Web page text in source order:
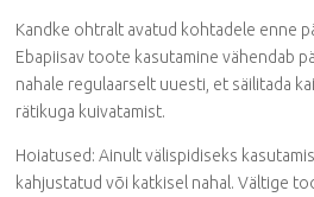
Kandke ohtralt avatud kohtadele enne
Ebapiisav toote kasutamine vähendab
nahale regulaarselt uuesti, et säilitada
rätikuga kuivatamist.
Hoiatused: Ainult välispidiseks
kahjustatud või katkisel nahal. Vältige